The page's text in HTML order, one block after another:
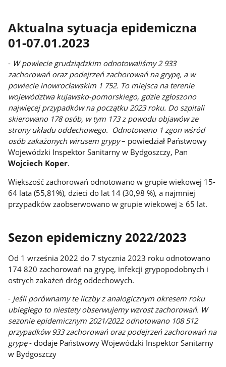
Aktualna sytuacja epidemiczna
01-07.01.2023
- W powiecie grudziądzkim odnotowaliśmy 2 933
zachorowań oraz podejrzeń zachorowań na grypę, a w
powiecie inowrocławskim 1 752. To miejsca na terenie
województwa kujawsko-pomorskiego, gdzie zgłoszono
najwięcej przypadków na początku 2023 roku. Do szpitali
skierowano 178 osób, w tym 173 z powodu objawów ze
strony układu oddechowego. Odnotowano 1 zgon wśród
osób zakażonych wirusem grypy– powiedział Państwowy
Wojewódzki Inspektor Sanitarny w Bydgoszczy, Pan
Wojciech Koper.
Większość zachorowań odnotowano w grupie wiekowej 15-
64 lata (55,81%), dzieci do lat 14 (30,98 %), a najmniej
przypadków zaobserwowano w grupie wiekowej ≥ 65 lat.
Sezon epidemiczny 2022/2023
Od 1 września 2022 do 7 stycznia 2023 roku odnotowano
174 820 zachorowań na grypę, infekcji grypopodobnych i
ostrych zakażeń dróg oddechowych.
- Jeśli porównamy te liczby z analogicznym okresem roku
ubiegłego to niestety obserwujemy wzrost zachorowań. W
sezonie epidemicznym 2021/2022 odnotowano 108 512
przypadków 933 zachorowań oraz podejrzeń zachorowań na
grypę- dodaje Państwowy Wojewódzki Inspektor Sanitarny
w Bydgoszczy